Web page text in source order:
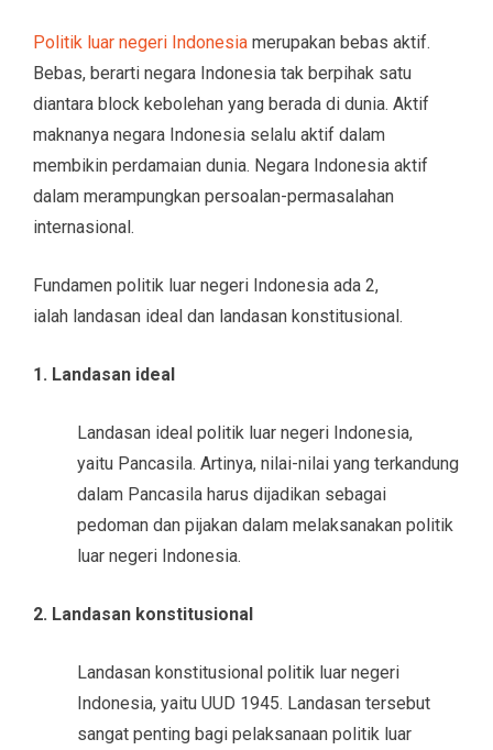
Politik luar negeri Indonesia merupakan bebas aktif.
Bebas, berarti negara Indonesia tak berpihak satu
diantara block kebolehan yang berada di dunia. Aktif
maknanya negara Indonesia selalu aktif dalam
membikin perdamaian dunia. Negara Indonesia aktif
dalam merampungkan persoalan-permasalahan
internasional.
Fundamen politik luar negeri Indonesia ada 2,
ialah landasan ideal dan landasan konstitusional.
1. Landasan ideal
Landasan ideal politik luar negeri Indonesia,
yaitu Pancasila. Artinya, nilai-nilai yang terkandung
dalam Pancasila harus dijadikan sebagai
pedoman dan pijakan dalam melaksanakan politik
luar negeri Indonesia.
2. Landasan konstitusional
Landasan konstitusional politik luar negeri
Indonesia, yaitu UUD 1945. Landasan tersebut
sangat penting bagi pelaksanaan politik luar